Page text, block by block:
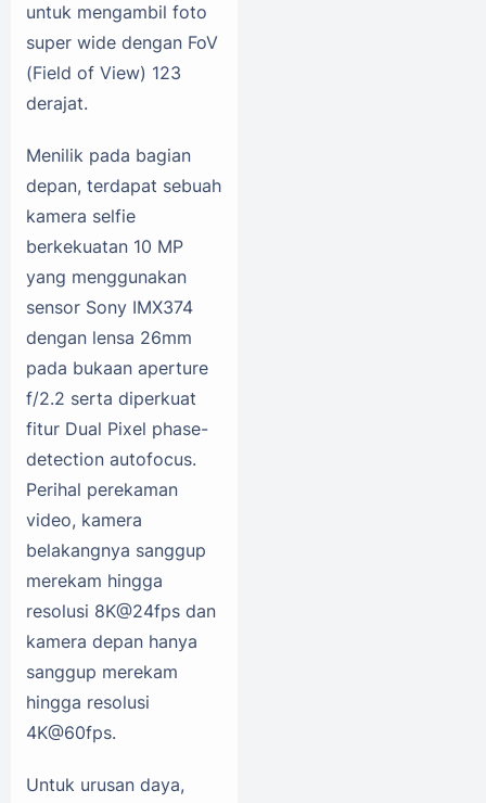
untuk mengambil foto
super wide dengan FoV
(Field of View) 123
derajat.
Menilik pada bagian
depan, terdapat sebuah
kamera selfie
berkekuatan 10 MP
yang menggunakan
sensor Sony IMX374
dengan lensa 26mm
pada bukaan aperture
f/2.2 serta diperkuat
fitur Dual Pixel phase-
detection autofocus.
Perihal perekaman
video, kamera
belakangnya sanggup
merekam hingga
resolusi 8K@24fps dan
kamera depan hanya
sanggup merekam
hingga resolusi
4K@60fps.
Untuk urusan daya,